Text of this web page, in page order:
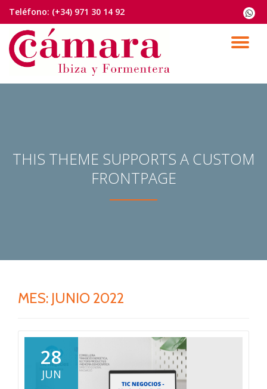
Saltar
contenido
Teléfono: (+34) 971 30 14 92
fa-
THIS THEME SUPPORTS A CUSTOM
FRONTPAGE
MES: JUNIO 2022
28
JUN